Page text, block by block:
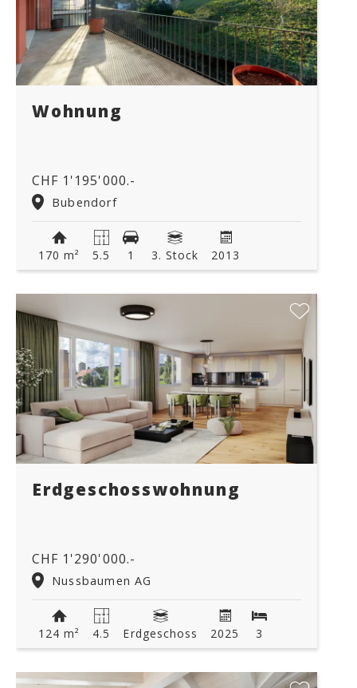
Wohnung
CHF 1'195'000.-
Bubendorf
170 m² 5.5 1 3. Stock 2013
Erdgeschosswohnung
CHF 1'290'000.-
Nussbaumen AG
124 m² 4.5 Erdgeschoss 2025 3